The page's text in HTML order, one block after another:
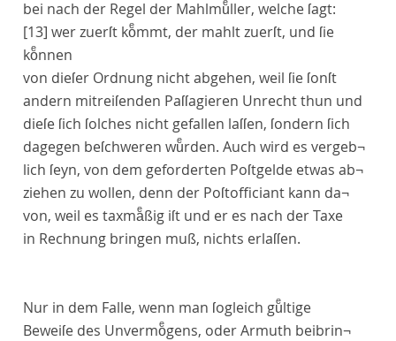
bei nach der Regel der Mahlmuͤller, welche ſagt:
[13] wer zuerſt koͤmmt, der mahlt zuerſt, und ſie
koͤnnen
von dieſer Ordnung nicht abgehen, weil ſie ſonſt
andern mitreiſenden Paſſagieren Unrecht thun und
dieſe ſich ſolches nicht gefallen laſſen, ſondern ſich
dagegen beſchweren wuͤrden. Auch wird es vergeb¬
lich ſeyn, von dem geforderten Poſtgelde etwas ab¬
ziehen zu wollen, denn der Poſtofficiant kann da¬
von, weil es taxmaͤßig iſt und er es nach der Taxe
in Rechnung bringen muß, nichts erlaſſen.
Nur in dem Falle, wenn man ſogleich guͤltige
Beweiſe des Unvermoͤgens, oder Armuth beibrin¬